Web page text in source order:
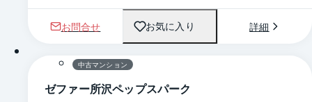
お問合せ お気に入り 詳細
1 / 0 間取り
中古マンション
ゼファー所沢ペップスパーク